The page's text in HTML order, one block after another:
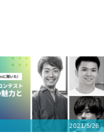
2021/5/26